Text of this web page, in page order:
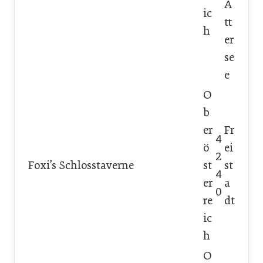
ic
h
A
tt
er
se
e
Foxi’s Schlosstaverne
O
b
er
ö
st
er
re
ic
h
4
2
4
0
Fr
ei
st
a
dt
O